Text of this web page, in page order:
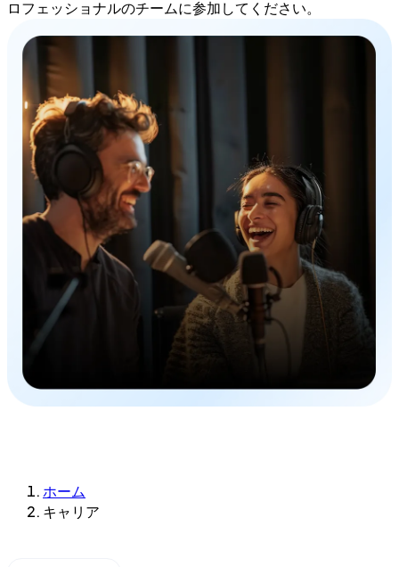
ロフェッショナルのチームに参加してください。
ホーム
キャリア